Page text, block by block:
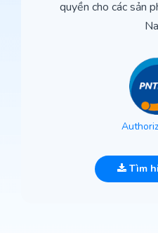
quyền cho các sản
Tìm